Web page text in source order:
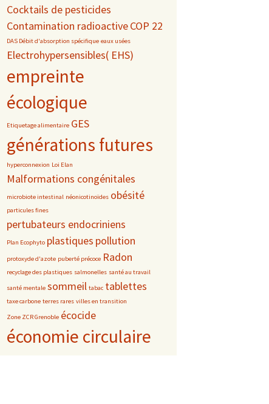
Cocktails de pesticides
Contamination radioactiveCOP 22
DAS Débit d'absorption spécifique eaux usées
Electrohypersensibles( EHS)
empreinte
écologique
Etiquetage alimentaire GES
générations futures
hyperconnexion Loi Elan
Malformations congénitales
microbiote intestinal néonicotinoïdes obésité
particules fines
pertubateurs endocriniens
Plan Ecophyto plastiques pollution
protoxyde d'azote puberté précoce Radon
recyclage des plastiques salmonelles santé au travail
santé mentale sommeil tabac tablettes
taxe carbone terres rares villes en transition
Zone ZCR Grenoble écocide
économie circulaire